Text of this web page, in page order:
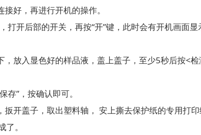
好，再进行开机的操作。
开后部的开关，再按“开”键，此时会有开机画面显
入显色好的样品液，盖上盖子，至少5秒后按<
”，按确认即可。
盖子，取出塑料轴， 安上撕去保护纸的专用打印
。